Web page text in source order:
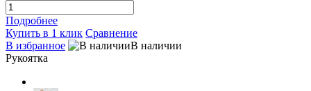
Подробнее
Купить в 1 клик Сравнение
В избранное
В наличии
Рукоятка